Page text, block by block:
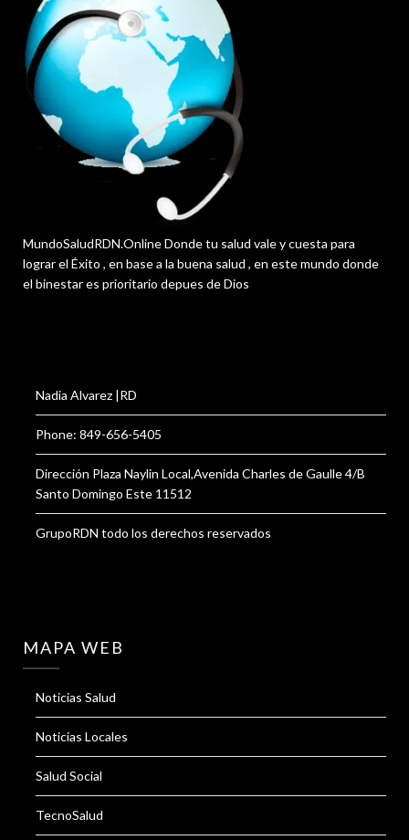
MundoSaludRDN.Online Donde tu salud vale y cuesta para
lograr el Éxito , en base a la buena salud , en este mundo donde
el binestar es prioritario depues de Dios
Nadia Alvarez |RD
Phone: 849-656-5405
Dirección Plaza Naylin Local,Avenida Charles de Gaulle 4/B
Santo Domingo Este 11512
GrupoRDN todo los derechos reservados
MAPA WEB
Noticias Salud
Noticias Locales
Salud Social
TecnoSalud